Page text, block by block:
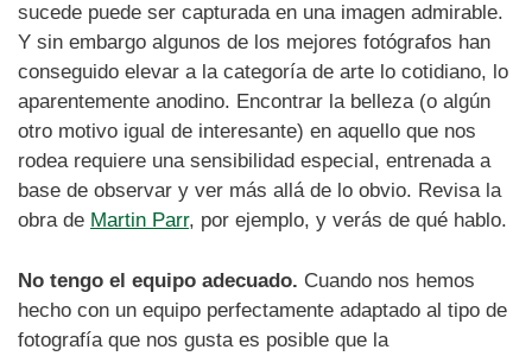
sucede puede ser capturada en una imagen admirable.
Y sin embargo algunos de los mejores fotógrafos han
conseguido elevar a la categoría de arte lo cotidiano, lo
aparentemente anodino. Encontrar la belleza (o algún
otro motivo igual de interesante) en aquello que nos
rodea requiere una sensibilidad especial, entrenada a
base de observar y ver más allá de lo obvio. Revisa la
obra de Martin Parr, por ejemplo, y verás de qué hablo.
No tengo el equipo adecuado. Cuando nos hemos
hecho con un equipo perfectamente adaptado al tipo de
fotografía que nos gusta es posible que la